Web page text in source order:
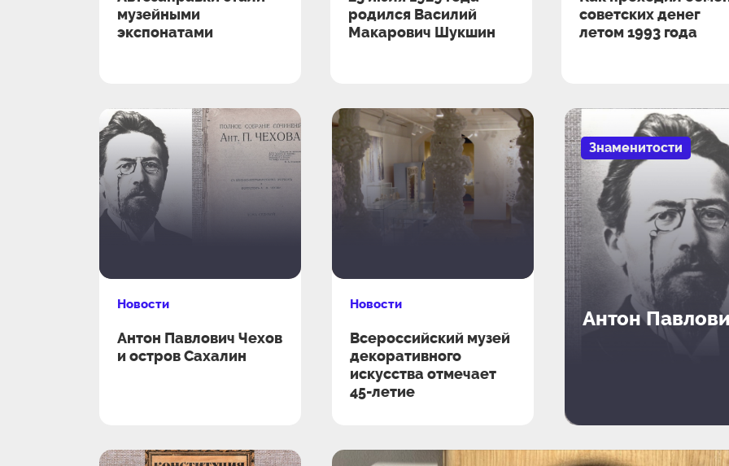
музейными
экспонатами
родился Василий
Макарович Шукшин
советских денег
летом 1993 года
Новости
Антон Павлович Чехов
и остров Сахалин
Новости
Всероссийский музей
декоративного
искусства отмечает
45-летие
Знаменитости
Антон